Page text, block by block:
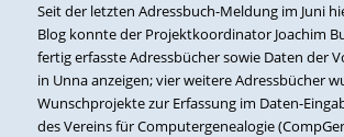
Seit der letzten Adressbuch-Meldung im Juni
Blog konnte der Projektkoordinator Joachim
fertig erfasste Adressbücher sowie Daten der
in Unna anzeigen; vier weitere Adressbücher
Wunschprojekte zur Erfassung im Daten-
des Vereins für Computergenealogie